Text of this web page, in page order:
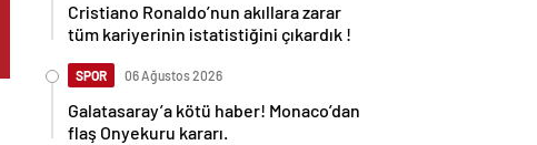
Cristiano Ronaldo’nun akıllara zarar
tüm kariyerinin istatistiğini çıkardık !
SPOR 06 Ağustos 2026
Galatasaray’a kötü haber! Monaco’dan
flaş Onyekuru kararı.